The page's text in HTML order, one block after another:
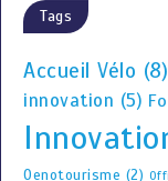
Tags
Accueil Vélo (8)
innovation (5)
Oenotourisme (2)